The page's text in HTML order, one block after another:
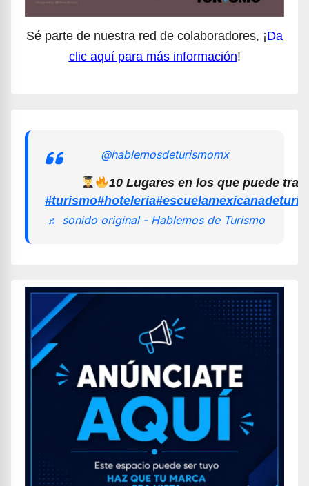
Sé parte de nuestra red de colaboradores, ¡Da
clic aquí para más información!
@hablemosdeturismomx
10 Lugares en los que puede
#turismo#hoteleria
♬ sonido original - Hablemos de Turismo